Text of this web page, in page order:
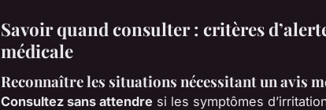
Savoir quand consulter : critères
médicale
Reconnaître les situations nécessitant un avis
Consultez sans attendre si les symptômes